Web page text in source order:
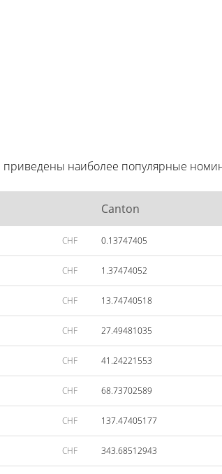
приведены наиболее популярные
Canton
CHF 0.13747405
CHF 1.37474052
CHF 13.74740518
CHF 27.49481035
CHF 41.24221553
CHF 68.73702589
CHF 137.47405177
CHF 343.68512943